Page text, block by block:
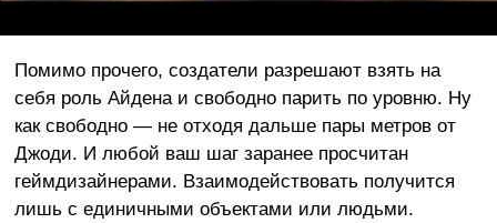
Помимо прочего, создатели разрешают взять на
себя роль Айдена и свободно парить по уровню. Ну
как свободно — не отходя дальше пары метров от
Джоди. И любой ваш шаг заранее просчитан
геймдизайнерами. Взаимодействовать получится
лишь с единичными объектами или людьми.